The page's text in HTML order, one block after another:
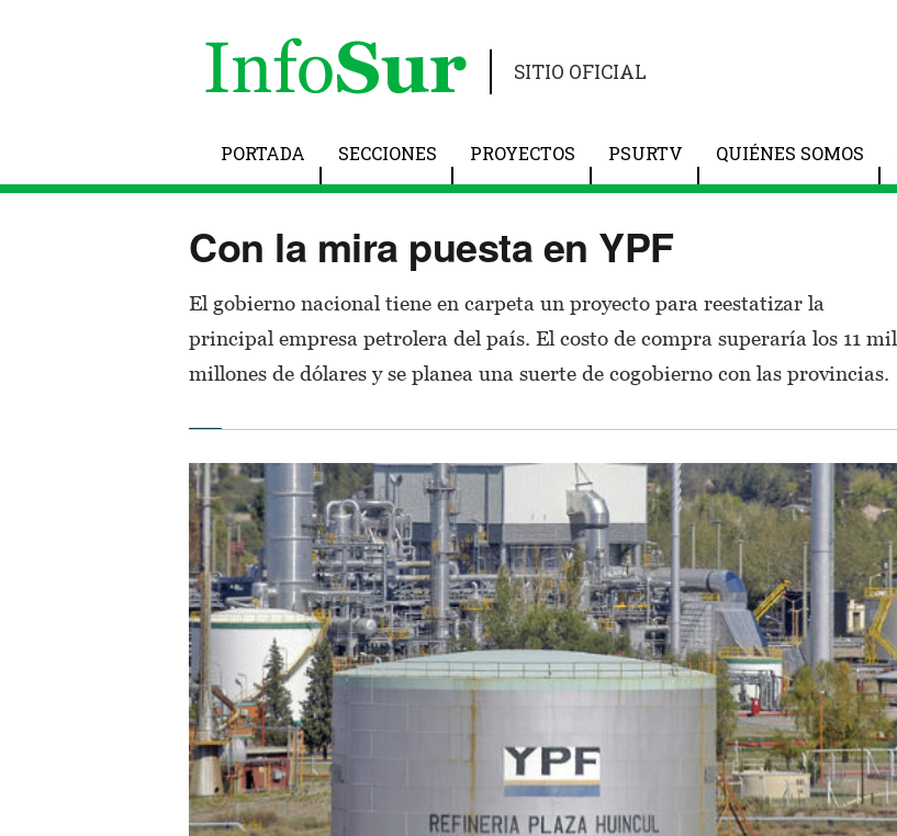
SITIO OFICIAL
PORTADA SECCIONES PROYECTOS PSURTV QUIÉNES SOMOS
Con la mira puesta en YPF
El gobierno nacional tiene en carpeta un proyecto para reestatizar la
principal empresa petrolera del país. El costo de compra superaría los 11 mil
millones de dólares y se planea una suerte de cogobierno con las provincias.